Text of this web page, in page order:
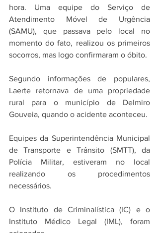
hora. Uma equipe do Serviço de
Atendimento Móvel de Urgência
(SAMU), que passava pelo local no
momento do fato, realizou os primeiros
socorros, mas logo confirmaram o óbito.
Segundo informações de populares,
Laerte retornava de uma propriedade
rural para o município de Delmiro
Gouveia, quando o acidente aconteceu.
Equipes da Superintendência Municipal
de Transporte e Trânsito (SMTT), da
Polícia Militar, estiveram no local
realizando os procedimentos
necessários.
O Instituto de Criminalística (IC) e o
Instituto Médico Legal (IML), foram